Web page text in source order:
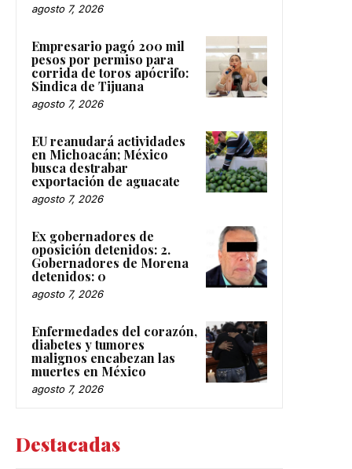
agosto 7, 2026
Empresario pagó 200 mil
pesos por permiso para
corrida de toros apócrifo:
Sindica de Tijuana
agosto 7, 2026
EU reanudará actividades
en Michoacán; México
busca destrabar
exportación de aguacate
agosto 7, 2026
Ex gobernadores de
oposición detenidos: 2.
Gobernadores de Morena
detenidos: 0
agosto 7, 2026
Enfermedades del corazón,
diabetes y tumores
malignos encabezan las
muertes en México
agosto 7, 2026
Destacadas